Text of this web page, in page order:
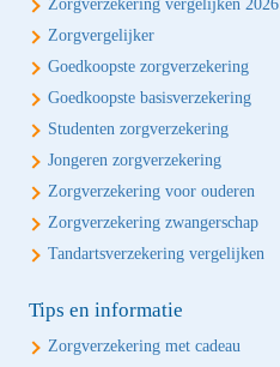
Zorgverzekering vergelijken 2026
Zorgvergelijker
Goedkoopste zorgverzekering
Goedkoopste basisverzekering
Studenten zorgverzekering
Jongeren zorgverzekering
Zorgverzekering voor ouderen
Zorgverzekering zwangerschap
Tandartsverzekering vergelijken
Tips en informatie
Zorgverzekering met cadeau